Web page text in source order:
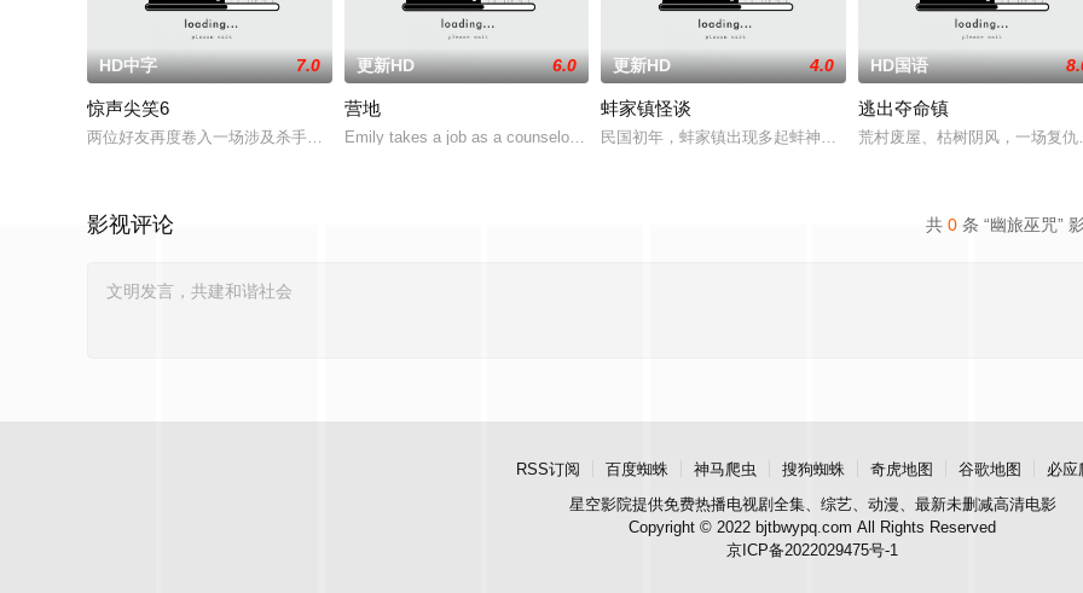
HD中字 7.0
惊声尖笑6
两位好友再度卷入一场涉及杀手、怪物和超自然生物的混乱事件。
更新HD 6.0
营地
Emily takes a job as a counselor at a summer camp and finds a coven of witches r
更新HD 4.0
蚌家镇怪谈
民国初年，蚌家镇出现多起蚌神杀人案件，省警察局派纪鹤川为首
HD国语
逃出夺命镇
荒村废屋、枯树阴风，一场复
共 0 条 “幽旅巫咒”
影视评论
RSS订阅 百度蜘蛛 神马爬虫 搜狗蜘蛛 奇虎地图 谷歌地图
必应
星空影院提供免费热播电视剧全集、综艺、动漫、最新未删减高清电影
Copyright © 2022 bjtbwypq.com All Rights Reserved
京ICP备2022029475号-1